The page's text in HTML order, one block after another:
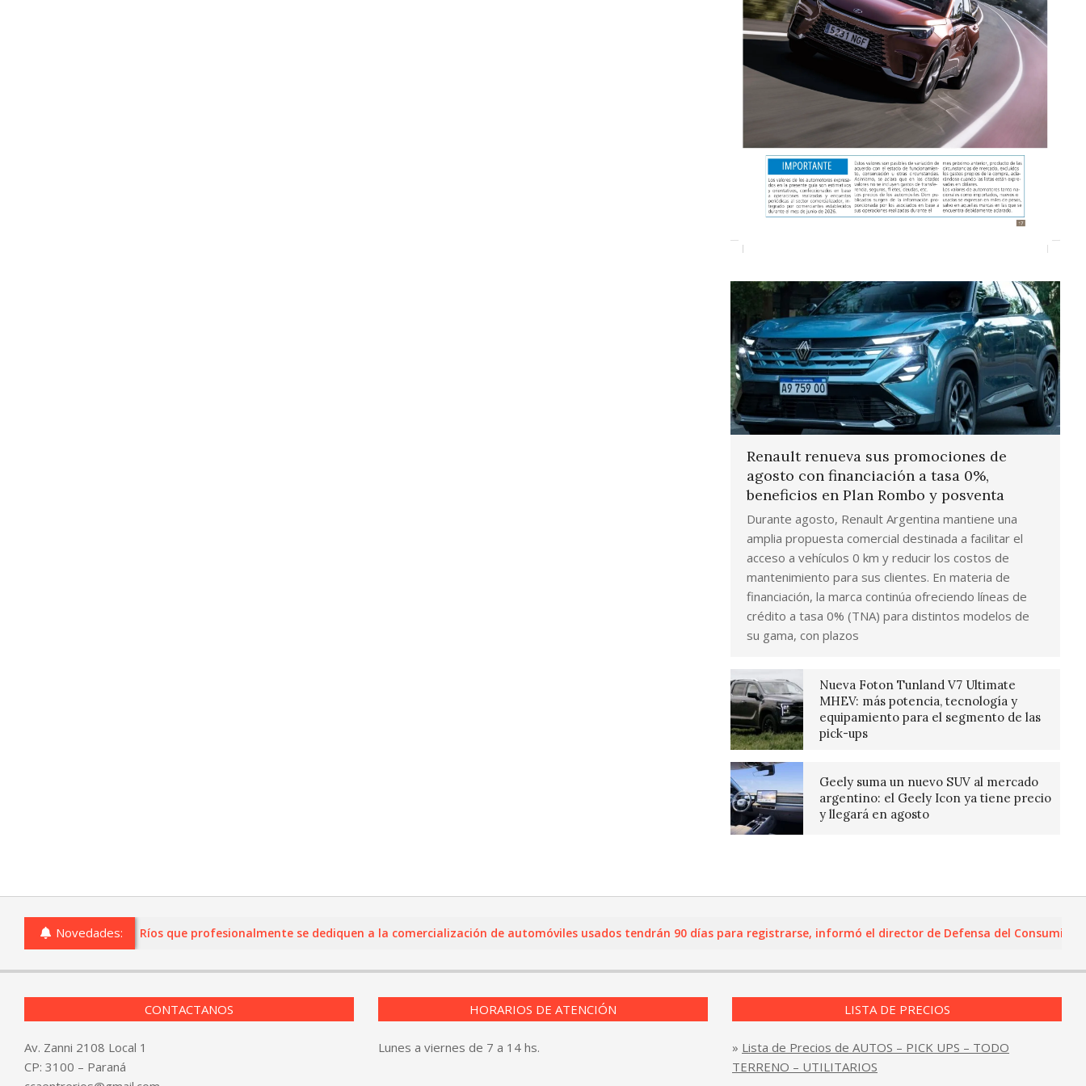
Renault renueva sus promociones de
agosto con financiación a tasa 0%,
beneficios en Plan Rombo y posventa
Durante agosto, Renault Argentina mantiene una
amplia propuesta comercial destinada a facilitar el
acceso a vehículos 0 km y reducir los costos de
mantenimiento para sus clientes. En materia de
financiación, la marca continúa ofreciendo líneas de
crédito a tasa 0% (TNA) para distintos modelos de
su gama, con plazos
Nueva Foton Tunland V7 Ultimate
MHEV: más potencia, tecnología y
equipamiento para el segmento de las
pick-ups
Geely suma un nuevo SUV al mercado
argentino: el Geely Icon ya tiene precio
y llegará en agosto
Novedades:
comercios de Entre Ríos que profesionalmente se dediquen a la comercialización de automóviles usados tendrán 90 días para registrarse, informó el director de Defensa del Consumidor y
CONTACTANOS
Av. Zanni 2108 Local 1
CP: 3100 – Paraná
HORARIOS DE ATENCIÓN
Lunes a viernes de 7 a 14 hs.
LISTA DE PRECIOS
» Lista de Precios de AUTOS – PICK UPS – TODO
TERRENO – UTILITARIOS